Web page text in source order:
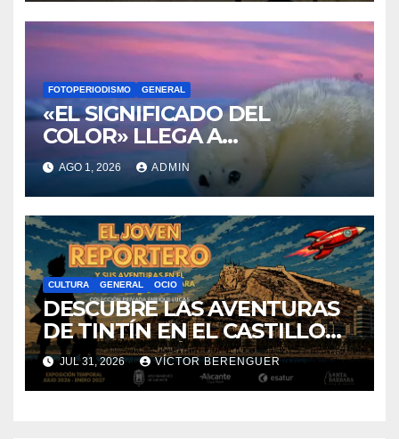
FOTOPERIODISMO GENERAL
«EL SIGNIFICADO DEL
COLOR» LLEGA A
VILLAJOYOSA
AGO 1, 2026 ADMIN
CULTURA GENERAL OCIO
DESCUBRE LAS AVENTURAS
DE TINTÍN EN EL CASTILLO
DE SANTA BÁRBARA DE
ALICANTE
JUL 31, 2026 VÍCTOR BERENGUER